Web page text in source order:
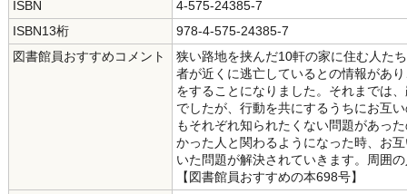
ISBN
4-575-24385-7
ISBN13桁
978-4-575-24385-7
図書館員おすすめコメント
狭い路地を挟んだ10軒の家に住む人た
者が近くに逃亡しているとの情報があ
をすることになりました。それまでは
でしたが、行動を共にするうちにお互
もそれぞれ知られたくない問題があっ
かった人と関わるようになった時、お
いた問題が解決されていきます。周囲
【図書館員おすすめの本698号】